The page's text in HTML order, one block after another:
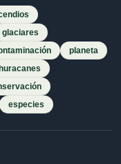
glaciares
planeta
huracanes
especies